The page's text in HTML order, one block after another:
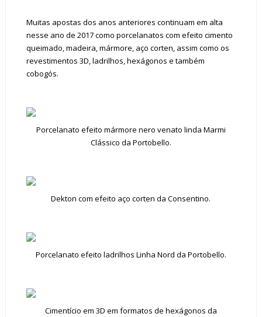
Muitas apostas dos anos anteriores continuam em alta
nesse ano de 2017 como porcelanatos com efeito cimento
queimado, madeira, mármore, aço corten, assim como os
revestimentos 3D, ladrilhos, hexágonos e também
cobogós.
Porcelanato efeito mármore nero venato linda Marmi
Clássico da Portobello.
Dekton com efeito aço corten da Consentino.
Porcelanato efeito ladrilhos Linha Nord da Portobello.
Cimentício em 3D em formatos de hexágonos da